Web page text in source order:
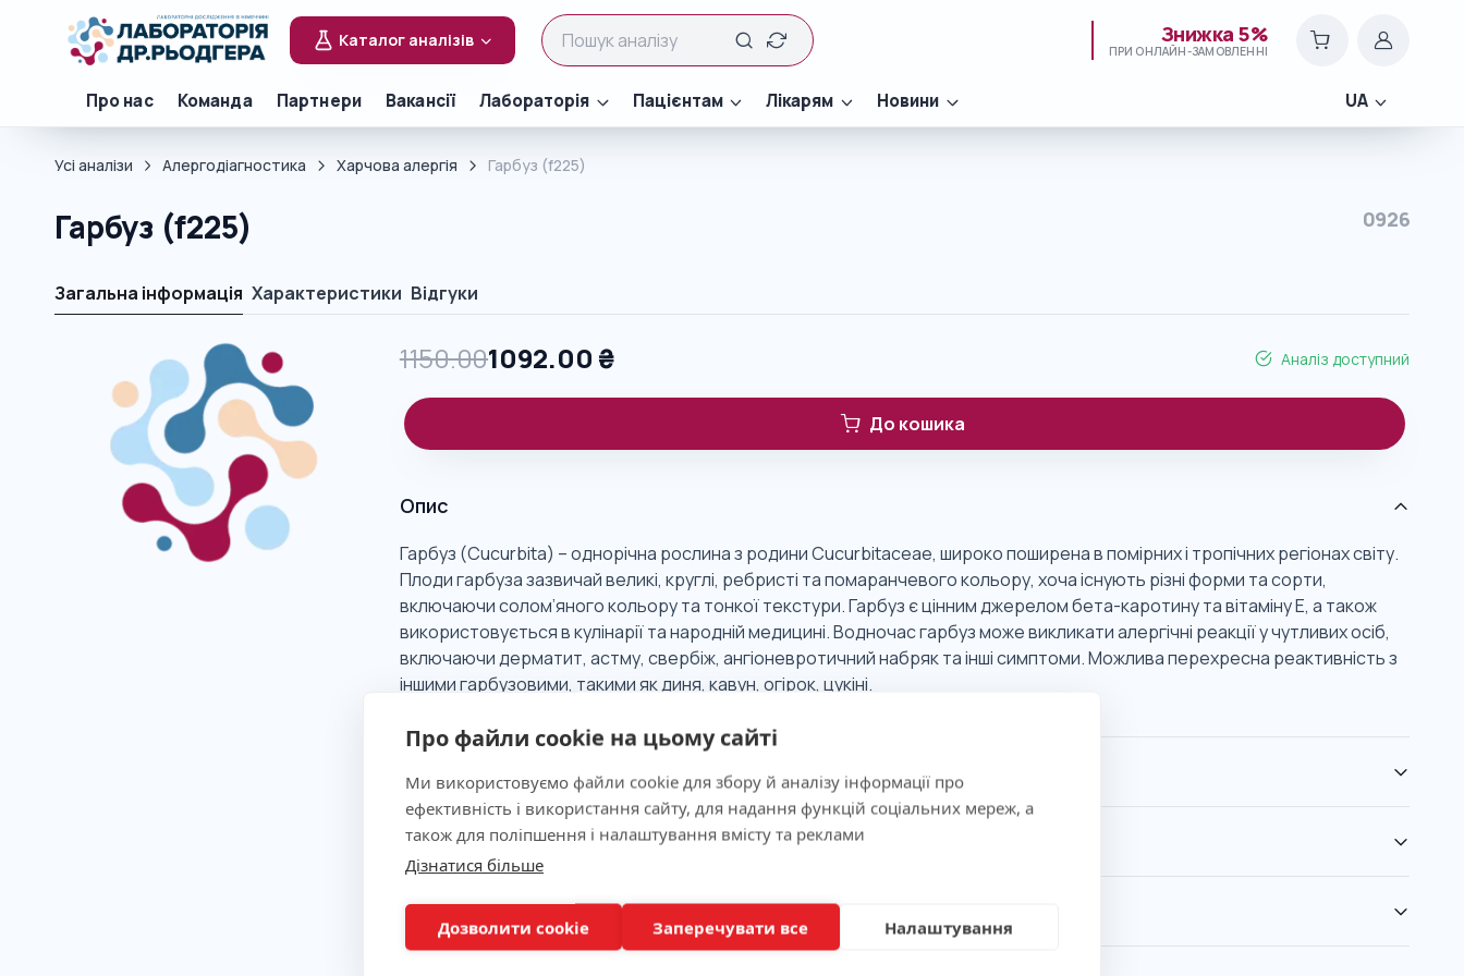
Про файли cookie на цьому сайті
Ми використовуємо файли cookie для збору й аналізу інформації про
ефективність і використання сайту, для надання функцій соціальних мереж, а
також для поліпшення і налаштування вмісту та реклами
Дізнатися більше
Дозволити cookie Заперечувати все Налаштування
Каталог аналізів Знижка 5%
ПРИ ОНЛАЙН-ЗАМОВЛЕННІ
Про нас Команда Партнери Вакансії Лабораторія Пацієнтам Лікарям Новини UA
Усі аналізи Алергодіагностика Харчова алергія Гарбуз (f225)
Гарбуз (f225) 0926
Загальна інформація Характеристики Відгуки
1150.001092.00 ₴ Аналіз доступний
До кошика
Опис
Гарбуз (Cucurbita) – однорічна рослина з родини Cucurbitaceae, широко поширена в помірних і тропічних регіонах світу.
Плоди гарбуза зазвичай великі, круглі, ребристі та помаранчевого кольору, хоча існують різні форми та сорти,
включаючи солом’яного кольору та тонкої текстури. Гарбуз є цінним джерелом бета-каротину та вітаміну Е, а також
використовується в кулінарії та народній медицині. Водночас гарбуз може викликати алергічні реакції у чутливих осіб,
включаючи дерматит, астму, свербіж, ангіоневротичний набряк та інші симптоми. Можлива перехресна реактивність з
іншими гарбузовими, такими як диня, кавун, огірок, цукіні.
Клінічна значимість
Показання
Метод